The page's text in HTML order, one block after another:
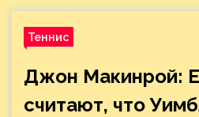
Теннис
Джон Макинрой:
считают, что